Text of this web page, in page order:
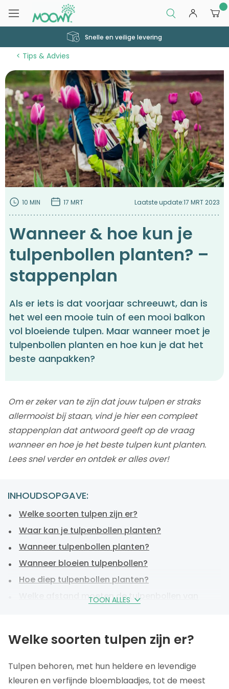
Snelle en veilige levering
Tips & Advies
10 MIN 17 MRT Laatste update:17 MRT 2023
Wanneer & hoe kun je
tulpenbollen planten? –
stappenplan
Als er iets is dat voorjaar schreeuwt, dan is
het wel een mooie tuin of een mooi balkon
vol bloeiende tulpen. Maar wanneer moet je
tulpenbollen planten en hoe kun je dat het
beste aanpakken?
Om er zeker van te zijn dat jouw tulpen er straks
allermooist bij staan, vind je hier een compleet
stappenplan dat antwoord geeft op de vraag
wanneer en hoe je het beste tulpen kunt planten.
Lees snel verder en ontdek er alles over!
INHOUDSOPGAVE:
TOON ALLES
Welke soorten tulpen zijn er?
Waar kan je tulpenbollen planten?
Wanneer tulpenbollen planten?
Wanneer bloeien tulpenbollen?
Hoe diep tulpenbollen planten?
Welke afstand moeten de tulpenbollen van
Verzorging en onderhoud van tulpen
Uitgebloeide tulpen: laten zitten of eruit halen?
Hoe tulpenbollen bewaren?
Welke soorten tulpen zijn er?
Tulpen behoren, met hun heldere en levendige
kleuren en verfijnde bloemblaadjes, tot de meest